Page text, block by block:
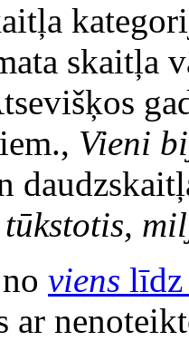
skaitļa
Vieni
tūkstotis,
viens
ar